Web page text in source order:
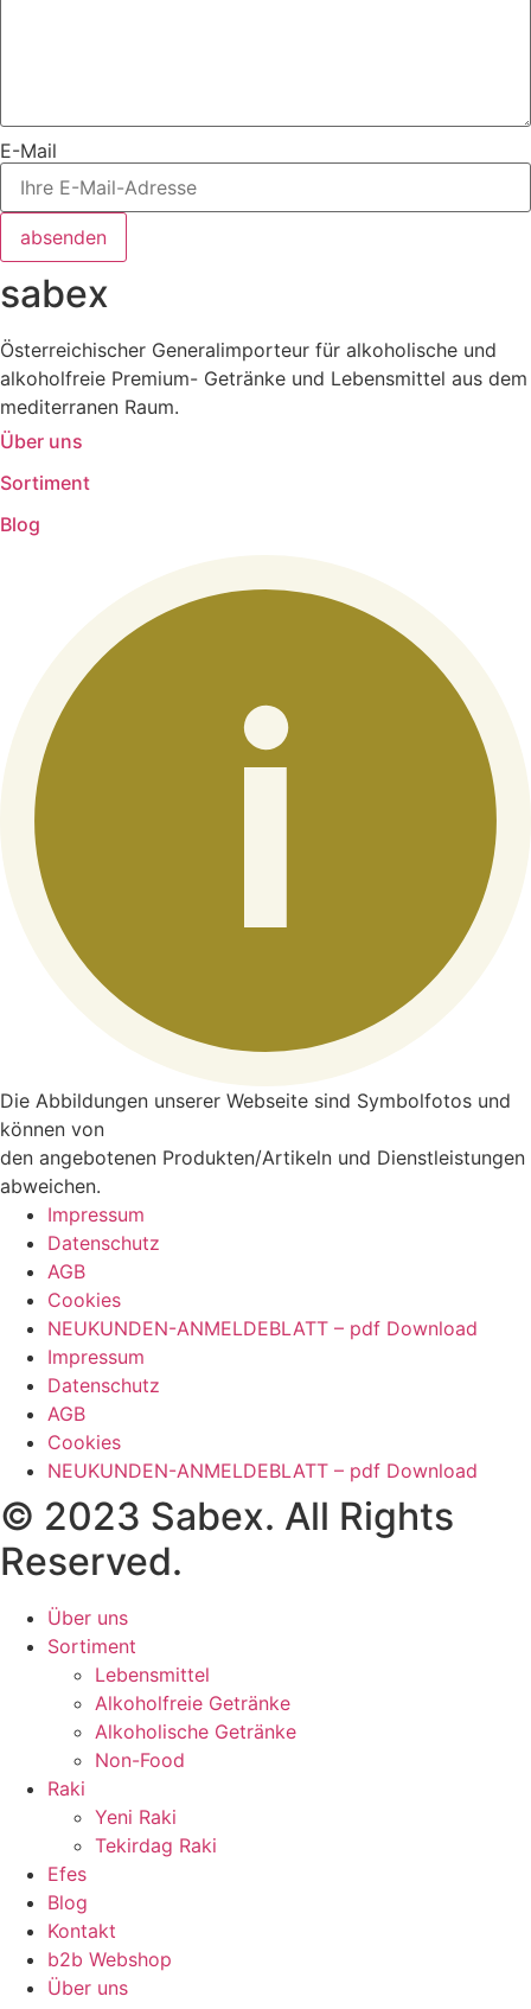
E-Mail
absenden
sabex
Österreichischer Generalimporteur für alkoholische und
alkoholfreie Premium- Getränke und Lebensmittel aus dem
mediterranen Raum.
Über uns
Sortiment
Blog
Die Abbildungen unserer Webseite sind Symbolfotos und
können von
den angebotenen Produkten/Artikeln und Dienstleistungen
abweichen.
Impressum
Datenschutz
AGB
Cookies
NEUKUNDEN-ANMELDEBLATT – pdf Download
Impressum
Datenschutz
AGB
Cookies
NEUKUNDEN-ANMELDEBLATT – pdf Download
© 2023 Sabex. All Rights
Reserved.
Über uns
Sortiment
Lebensmittel
Alkoholfreie Getränke
Alkoholische Getränke
Non-Food
Raki
Yeni Raki
Tekirdag Raki
Efes
Blog
Kontakt
b2b Webshop
Über uns